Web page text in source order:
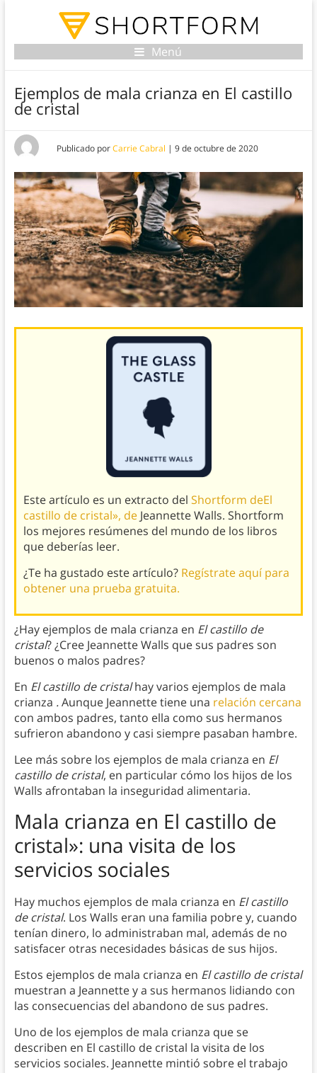
Menú
Ejemplos de mala crianza en El castillo
de cristal
Publicado porCarrie Cabral | 9 de octubre de 2020
Este artículo es un extracto del Shortform deEl
castillo de cristal», de Jeannette Walls. Shortform
los mejores resúmenes del mundo de los libros
que deberías leer.
¿Te ha gustado este artículo? Regístrate aquí para
obtener una prueba gratuita.
¿Hay ejemplos de mala crianza en El castillo de
cristal? ¿Cree Jeannette Walls que sus padres son
buenos o malos padres?
En El castillo de cristalhay varios ejemplos de mala
crianza .Aunque Jeannette tiene una relación cercana
con ambos padres, tanto ella como sus hermanos
sufrieron abandono y casi siempre pasaban hambre.
Lee más sobre los ejemplos de mala crianza en El
castillo de cristal, en particular cómo los hijos de los
Walls afrontaban la inseguridad alimentaria.
Mala crianza en El castillo de
cristal»: una visita de los
servicios sociales
Hay muchos ejemplos de mala crianza en El castillo
de cristal. Los Walls eran una familia pobre y, cuando
tenían dinero, lo administraban mal, además de no
satisfacer otras necesidades básicas de sus hijos.
Estos ejemplos de mala crianza en El castillo de cristal
muestran a Jeannette y a sus hermanos lidiando con
las consecuencias del abandono de sus padres.
Uno de los ejemplos de mala crianza que se
describen en El castillo de cristal la visita de los
servicios sociales. Jeannette mintió sobre el trabajo